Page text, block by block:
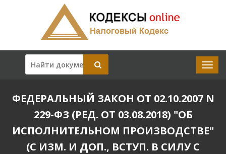
ФЕДЕРАЛЬНЫЙ ЗАКОН ОТ 02.10.2007 N
229-ФЗ (РЕД. ОТ 03.08.2018) "ОБ
ИСПОЛНИТЕЛЬНОМ ПРОИЗВОДСТВЕ"
(С ИЗМ. И ДОП., ВСТУП. В СИЛУ С